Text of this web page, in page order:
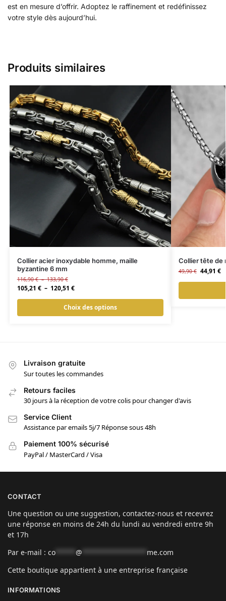
est en mesure d’offrir. Adoptez le raffinement et redéfinissez
votre style dès aujourd’hui.
Produits similaires
Collier acier inoxydable homme, maille
byzantine 6 mm
116,90€ – 133,90€
105,21 € – 120,51 €
Choix des options
Collier tête de
49,90€ 44,91 €
Livraison gratuite
Sur toutes les commandes
Retours faciles
30 jours à la réception de votre colis pour changer d'avis
Service Client
Assistance par emails 5j/7 Réponse sous 48h
Paiement 100% sécurisé
PayPal / MasterCard / Visa
CONTACT
Une question ou une suggestion, contactez-nous et recevrez
une réponse en moins de 24h du lundi au vendredi entre 9h
et 17h
Par e-mail : co @
me.com
Cette boutique appartient à une entreprise française
INFORMATIONS